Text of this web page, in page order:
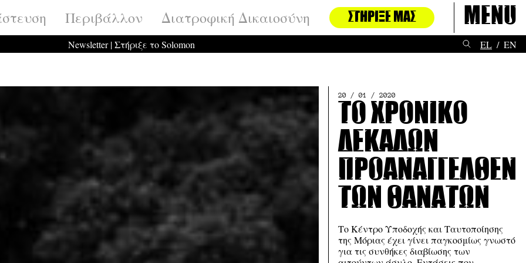
Περιβάλλον Διατροφική Δικαιοσύνη ΣΤΉΡΙΞΈ ΜΑΣ Menu
Newsletter|Στήριξε το Solomon EL EN
20 / 01 / 2020
Το χρονικό
δεκάδων
προαναγγελθέν
των θανάτων
Το Κέντρο Υποδοχής και Ταυτοποίησης
της Μόριας έχει γίνει παγκοσμίως γνωστό
για τις συνθήκες διαβίωσης των